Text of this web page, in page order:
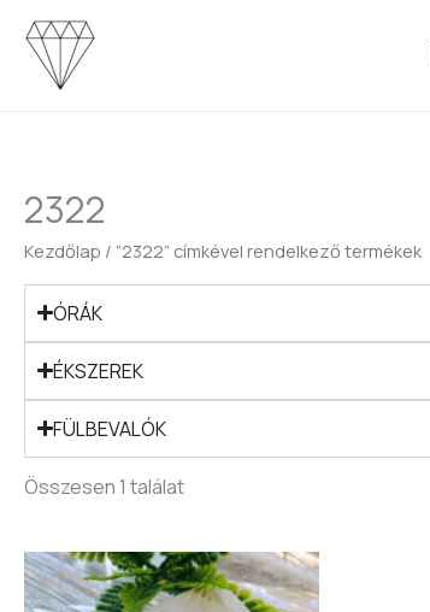
Skip
content
2322
Kezdőlap / “2322” címkével rendelkező termékek
ÓRÁK
ÉKSZEREK
FÜLBEVALÓK
Összesen 1 találat